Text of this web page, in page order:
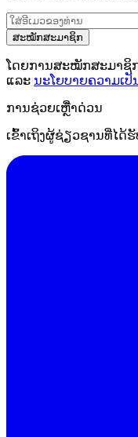
ສະໝັກສະມາຊິກ
ໂດຍການສະໝັກສະມາຊິ
ແລະ ນະໂຍບາຍຄວາມເປັ
ການຊ່ວຍເຫຼືໍາດ່ວນ
ເຂົ້າເຖິງຜູ້ຊ່ຽວຊານທີ່ໄດ້